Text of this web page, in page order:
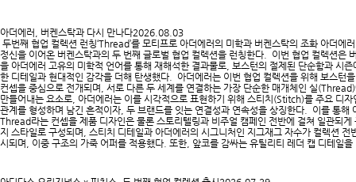
아더에러, 버켄스탁과 다시 만나다2026.08.03
두번째 협업 컬렉션 런칭‘Thread’를 모티프로 아더에러의 미학과 버켄스탁의 조화 아더에
정신을 이어온 버켄스탁과의 두 번째 글로벌 협업 컬렉션을 런칭한다. 이번 협업 컬렉션은
을 아더에러 고유의 미학적 언어를 통해 재해석한 결과물로, 보스턴의 절제된 단순함과 시
한 디테일과 현대적인 감각을 더해 탄생했다. 아더에러는 이번 협업 컬렉션을 위해 보스턴
컨셉을 중심으로 전개되며, 서로 다른 두 세계를 연결하는 가장 단순한 매개체인 실
만들어내는 요소로, 아더에러는 이를 시각적으로 표현하기 위해 스티치(Stitch)를 주요 디
관계를 형성하며 남긴 흔적이자, 두 브랜드를 잇는 연결성과 연속성을 상징한다. 이를 통해
Thread라는 컨셉을 제품 디자인은 물론 스토리텔링과 비주얼 캠페인 전반에 걸쳐 일관되
지 스타일로 구성되며, 스티치 디테일과 아더에러의 시그니처인 지그재그 자수가 컬렉션
시되며, 이중 구조의 가죽 어퍼를 적용했다. 또한, 앞코를 감싸는 유틸리티 레더 캡 디테일